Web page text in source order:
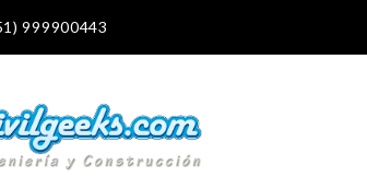
999900443